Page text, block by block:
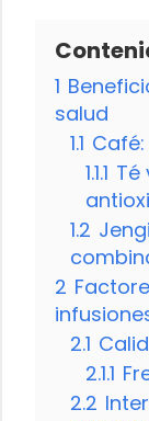
1
salud
1.1
1.1.1 Té
1.2
2
2.1
2.1.1
2.2